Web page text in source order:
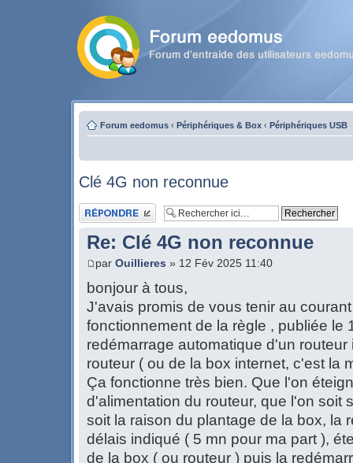
Forum eedomus ‹ Périphériques & Box ‹ Périphériques USB
Clé 4G non reconnue
Publier une réponse
Re: Clé 4G non reconnue
par Ouillieres » 12 Fév 2025 11:40
bonjour à tous,
J'avais promis de vous tenir au
fonctionnement de la règle , publiée le
redémarrage automatique d'un
routeur ( ou de la box internet, c'est la
Ça fonctionne très bien. Que l'on
d'alimentation du routeur, que l'on soit
soit la raison du plantage de la box, la
délais indiqué ( 5 mn pour ma part ),
de la box ( ou routeur ) puis la